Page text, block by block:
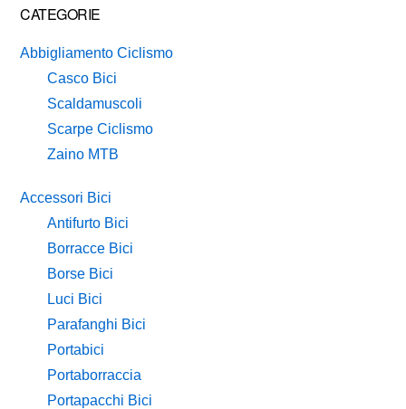
Primary
Sidebar
CATEGORIE
Abbigliamento Ciclismo
Casco Bici
Scaldamuscoli
Scarpe Ciclismo
Zaino MTB
Accessori Bici
Antifurto Bici
Borracce Bici
Borse Bici
Luci Bici
Parafanghi Bici
Portabici
Portaborraccia
Portapacchi Bici